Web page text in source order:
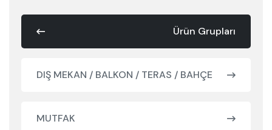
Ürün Grupları
DIŞ MEKAN / BALKON / TERAS / BAHÇE
MUTFAK